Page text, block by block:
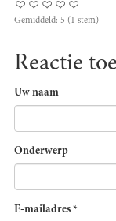
Gemiddeld: 5 (1 stem)
Reactie
Uw naam
Onderwerp
E-mailadres *